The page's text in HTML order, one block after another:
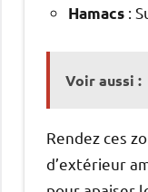
Hamacs :
Voir aussi :
Rendez ces
d’extérieur